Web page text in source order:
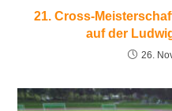
21. Cross-
auf der
26.